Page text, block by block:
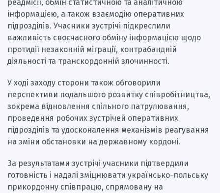
реадмісії, обмін статистичною та аналітичною
інформацією, а також взаємодію оперативних
підрозділів. Учасники зустрічі підкреслили
важливість своєчасного обміну інформацією щодо
протидії незаконній міграції, контрабандній
діяльності та транскордонній злочинності.
У ході заходу сторони також обговорили
перспективи подальшого розвитку співробітництва,
зокрема відновлення спільного патрулювання,
проведення робочих зустрічей оперативних
підрозділів та удосконалення механізмів реагування
на зміни обстановки на державному кордоні.
За результатами зустрічі учасники підтвердили
готовність і надалі зміцнювати українсько-польську
прикордонну співпрацю, спрямовану на